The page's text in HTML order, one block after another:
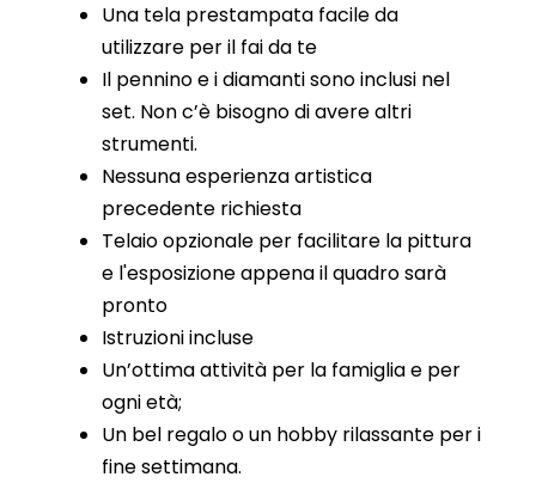
Una tela prestampata facile da
utilizzare per il fai da te
Il pennino e i diamanti sono inclusi nel
set. Non c’è bisogno di avere altri
strumenti.
Nessuna esperienza artistica
precedente richiesta
Telaio opzionale per facilitare la pittura
e l'esposizione appena il quadro sarà
pronto
Istruzioni incluse
Un’ottima attività per la famiglia e per
ogni età;
Un bel regalo o un hobby rilassante per i
fine settimana.